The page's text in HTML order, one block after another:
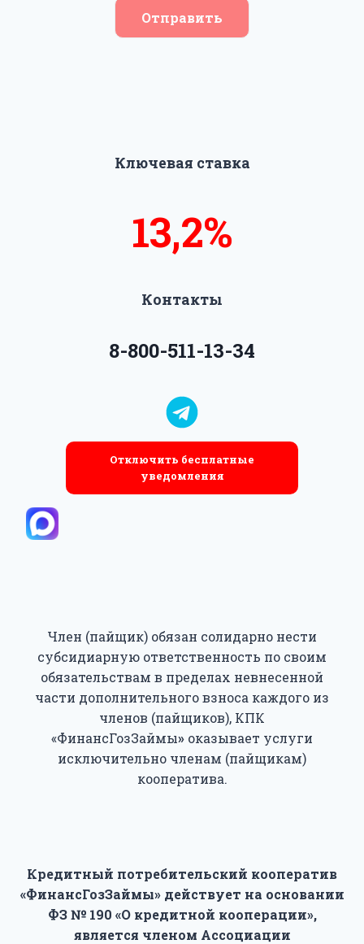
Отправить
Ключевая ставка
14%13,5%
Контакты
8-800-511-13-34
Отключить бесплатные
уведомления
Член (пайщик) обязан солидарно нести
субсидиарную ответственность по своим
обязательствам в пределах невнесенной
части дополнительного взноса каждого из
членов (пайщиков), КПК
«ФинансГозЗаймы» оказывает услуги
исключительно членам (пайщикам)
кооператива.
Кредитный потребительский кооператив
«ФинансГозЗаймы» действует на основании
ФЗ № 190 «О кредитной кооперации»,
является членом Ассоциации